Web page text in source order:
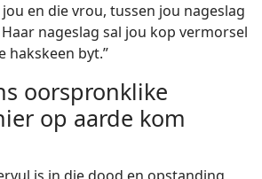
en die vrou, tussen jou nageslag
nageslag sal jou kop vermorsel
hakskeen byt.”
oorspronklike
op aarde kom